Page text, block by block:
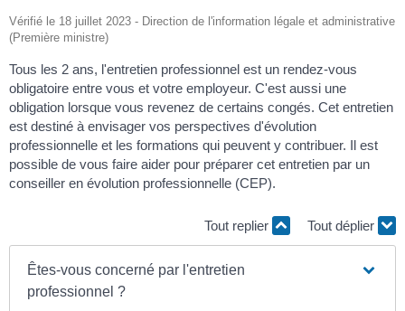
Vérifié le 18 juillet 2023 - Direction de l'information légale et administrative
(Première ministre)
Tous les 2 ans, l'entretien professionnel est un rendez-vous
obligatoire entre vous et votre employeur. C'est aussi une
obligation lorsque vous revenez de certains congés. Cet entretien
est destiné à envisager vos perspectives d'évolution
professionnelle et les formations qui peuvent y contribuer. Il est
possible de vous faire aider pour préparer cet entretien par un
conseiller en évolution professionnelle (CEP).
Tout replier Tout déplier
Êtes-vous concerné par l'entretien
professionnel ?